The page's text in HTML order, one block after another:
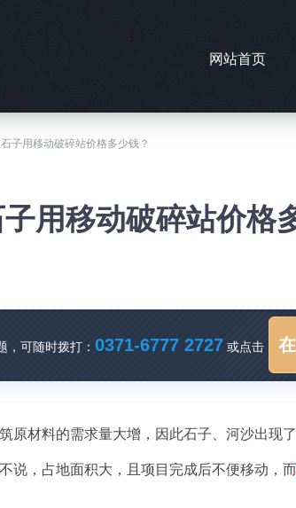
网站首页
子用移动破碎站价格多少钱？
用移动破碎站价格
，可随时拨打：0371-6777 2727 或点击
原材料的需求量大增，因此石子、河沙出现
说，占地面积大，且项目完成后不便移动，而